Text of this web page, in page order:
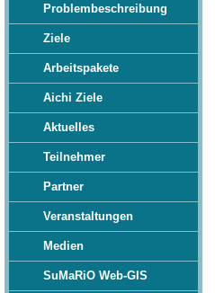
Problembeschreibung
Ziele
Arbeitspakete
Aichi Ziele
Aktuelles
Teilnehmer
Partner
Veranstaltungen
Medien
SuMaRiO Web-GIS